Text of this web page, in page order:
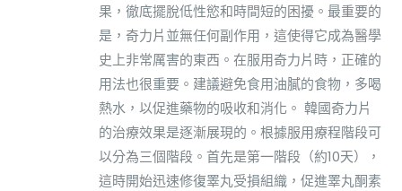
果，徹底擺脫低性慾和時間短的困擾。最重要的
是，奇力片並無任何副作用，這使得它成為醫學
史上非常厲害的東西。在服用奇力片時，正確的
用法也很重要。建議避免食用油膩的食物，多喝
熱水，以促進藥物的吸收和消化。 韓國奇力片
的治療效果是逐漸展現的。根據服用療程階段可
以分為三個階段。首先是第一階段（約10天），
這時開始迅速修復睪丸受損組織，促進睪丸酮素